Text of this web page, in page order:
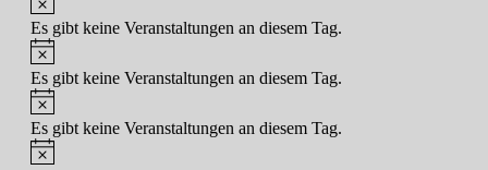
Es gibt keine Veranstaltungen an diesem Tag.
Hinweis
Es gibt keine Veranstaltungen an diesem Tag.
Hinweis
Es gibt keine Veranstaltungen an diesem Tag.
Hinweis